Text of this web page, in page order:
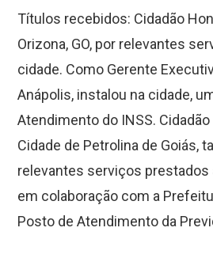
Títulos recebidos: Cidadão
Orizona, GO, por relevantes
cidade. Como Gerente
Anápolis, instalou na cidade,
Atendimento do INSS.
Cidade de Petrolina de Goiás,
relevantes serviços prestados
em colaboração com a
Posto de Atendimento da